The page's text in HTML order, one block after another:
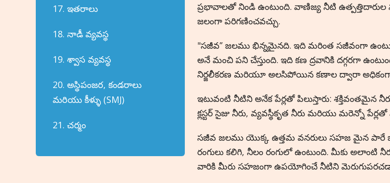
17. ఇతరాలు
18. నాడీ వ్యవస్థ
19. శ్వాస వ్యవస్థ
20. అస్థిపంజర, కండరాలు
మరియు కీళ్ళు (SMJ)
21. చర్మం
ప్రభావాలతో నిండి ఉంటుంది. వాణిజ్య నీటి
జలంగా పరిగణించవచ్చు.
"సజీవ’’ జలము భిన్నమైనది. ఇది మరింత సజీవంగా
అనే మంచి పని చేస్తుంది. ఇది కణ ద్రవానికి దగ్గరగా
నిర్జలీకరణ మరియూ అలసిపోయిన కణాల ద్వారా అధికంగా
ఇటువంటి నీటిని అనేక పేర్లతో పిలుస్తారు: శక్తివంతమైన
క్లస్టర్ సైజు నీరు, వ్యవస్థీకృత నీరు మరియు మరెన్నో
సజీవ జలము యొక్క ఉత్తమ వనరులు సహజ మైన పారే
రంగులు కలిగి, నీలం రంగులో ఉంటుంది. మీకు
వారికి మీరు సహజంగా ఉపయోగించే నీటిని